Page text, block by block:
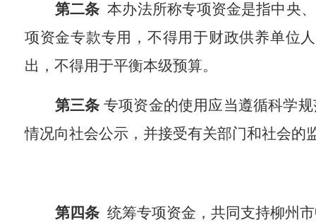
第二条 本办法所称专项资金是指中央
项资金专款专用，不得用于财政供养单位
出，不得用于平衡本级预算。
第三条 专项资金的使用应当遵循科学
情况向社会公示，并接受有关部门和社会的
第 四条 统筹专项资金，共同支持柳州